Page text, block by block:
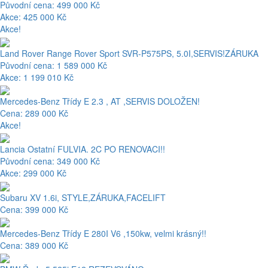
Původní cena: 499 000 Kč
Akce: 425 000 Kč
Akce!
Land Rover Range Rover Sport SVR-P575PS, 5.0I,SERVIS!ZÁRUKA
Původní cena: 1 589 000 Kč
Akce: 1 199 010 Kč
Mercedes-Benz Třídy E 2.3 , AT ,SERVIS DOLOŽEN!
Cena: 289 000 Kč
Akce!
Lancia Ostatní FULVIA. 2C PO RENOVACI!!
Původní cena: 349 000 Kč
Akce: 299 000 Kč
Subaru XV 1.6i, STYLE,ZÁRUKA,FACELIFT
Cena: 399 000 Kč
Mercedes-Benz Třídy E 280I V6 ,150kw, velmi krásný!!
Cena: 389 000 Kč